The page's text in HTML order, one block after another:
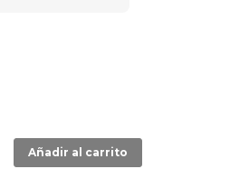
Añadir al carrito